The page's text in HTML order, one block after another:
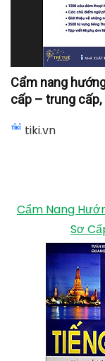
Cẩm nang
cấp – trung cấp,
tiki.vn
Cẩm Nang
Sơ